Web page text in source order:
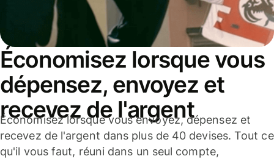
Économisez lorsque vous
dépensez, envoyez et
recevez de l'argent
Économisez lorsque vous envoyez, dépensez et
recevez de l'argent dans plus de 40 devises. Tout ce
qu'il vous faut, réuni dans un seul compte,